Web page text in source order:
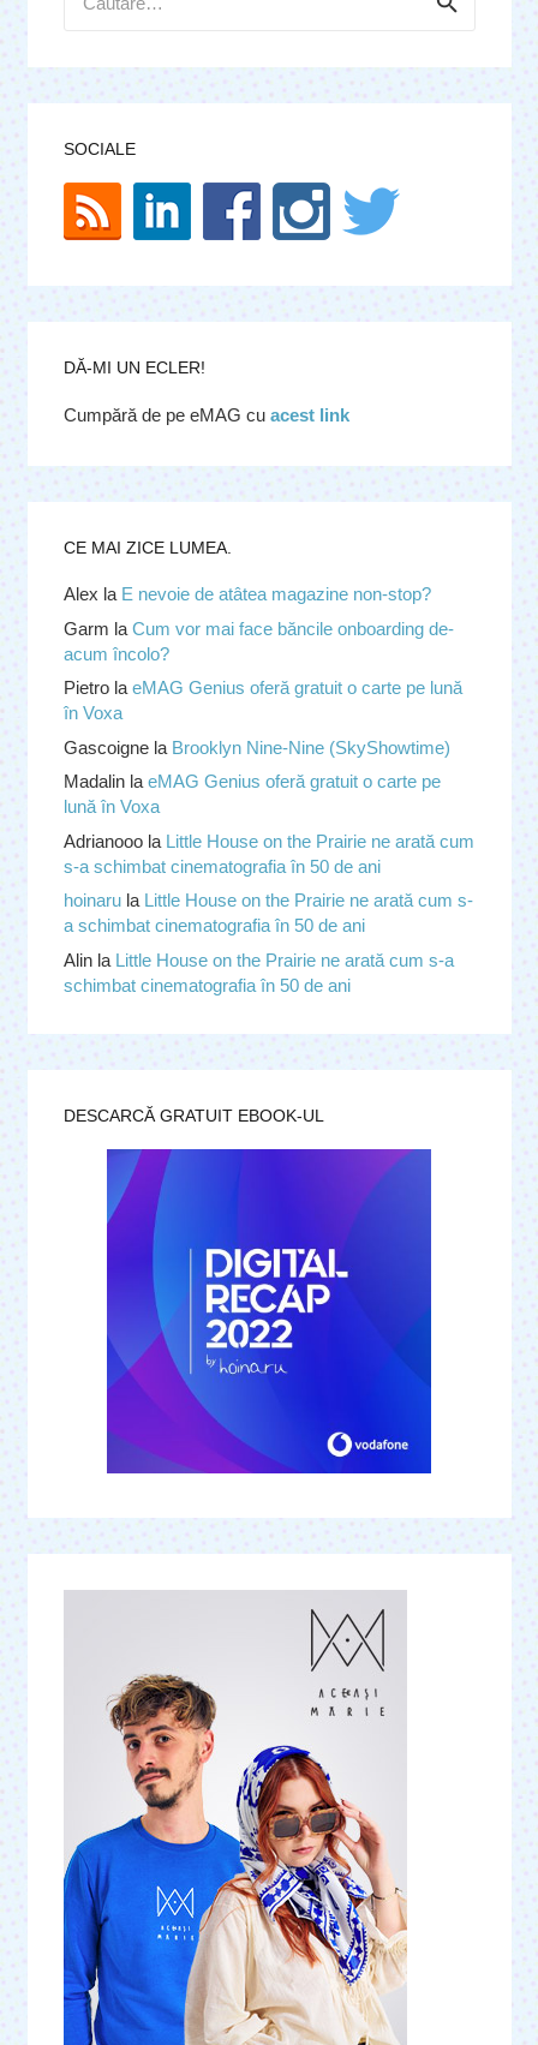
după:
SOCIALE
DĂ-MI UN ECLER!
Cumpără de pe eMAG cu acest link
CE MAI ZICE LUMEA.
Alex la E nevoie de atâtea magazine non-stop?
Garm la Cum vor mai face băncile onboarding de-
acum încolo?
Pietrola eMAG Genius oferă gratuit o carte pe lună
în Voxa
Gascoignela Brooklyn Nine-Nine (SkyShowtime)
Madalinla eMAG Genius oferă gratuit o carte pe
lună în Voxa
Adrianooola Little House on the Prairie ne arată cum
s-a schimbat cinematografia în 50 de ani
hoinarula Little House on the Prairie ne arată cum s-
a schimbat cinematografia în 50 de ani
Alinla Little House on the Prairie ne arată cum s-a
schimbat cinematografia în 50 de ani
DESCARCĂ GRATUIT EBOOK-UL